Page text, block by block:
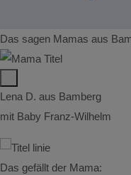
Das sagen Mamas aus
Lena D. aus Bamberg
mit Baby Franz-Wilhelm
Das gefällt der Mama: